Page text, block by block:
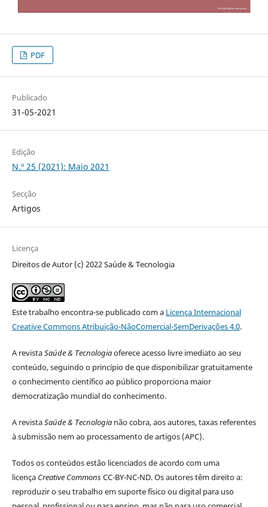
PDF
Publicado
31-05-2021
Edição
N.º 25 (2021): Maio 2021
Secção
Artigos
Licença
Direitos de Autor (c) 2022 Saúde & Tecnologia
Este trabalho encontra-se publicado com a Licença Internacional
Creative Commons Atribuição-NãoComercial-SemDerivações 4.0.
A revistaSaúde & Tecnologiaoferece acesso livre imediato ao seu
conteúdo, seguindo o princípio de que disponibilizar gratuitamente
o conhecimento científico ao público proporciona maior
democratização mundial do conhecimento.
A revistaSaúde & Tecnologianão cobra, aos autores, taxas referentes
à submissão nem ao processamento de artigos (APC).
Todos os conteúdos estão licenciados de acordo com uma
licença Creative CommonsCC-BY-NC-ND. Os autores têm direito a:
reproduzir o seu trabalho em suporte físico ou digital para uso